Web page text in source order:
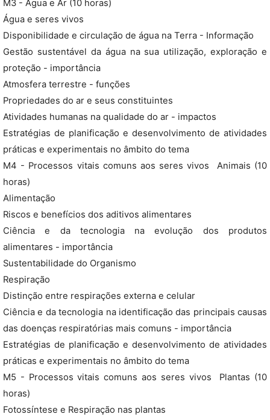
M3 - Água e Ar (10 horas)
Água e seres vivos
Disponibilidade e circulação de água na Terra - Informação
Gestão sustentável da água na sua utilização, exploração e
proteção - importância
Atmosfera terrestre - funções
Propriedades do ar e seus constituintes
Atividades humanas na qualidade do ar - impactos
Estratégias de planificação e desenvolvimento de atividades
práticas e experimentais no âmbito do tema
M4 - Processos vitais comuns aos seres vivos  Animais (10
horas)
Alimentação
Riscos e benefícios dos aditivos alimentares
Ciência e da tecnologia na evolução dos produtos
alimentares - importância
Sustentabilidade do Organismo
Respiração
Distinção entre respirações externa e celular
Ciência e da tecnologia na identificação das principais causas
das doenças respiratórias mais comuns - importância
Estratégias de planificação e desenvolvimento de atividades
práticas e experimentais no âmbito do tema
M5 - Processos vitais comuns aos seres vivos  Plantas (10
horas)
Fotossíntese e Respiração nas plantas